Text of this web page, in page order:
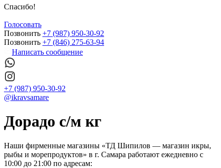
Спасибо!
Голосовать
Позвонить +7 (987) 950-30-92
Позвонить +7 (846) 275-63-94
Написать сообщение
+7 (987) 950-30-92
@ikravsamare
Дорадо с/м кг
Наши фирменные магазины «ТД Шипилов — магазин икры,
рыбы и морепродуктов» в г. Самара работают ежедневно с
10:00 до 21:00 по адресам: